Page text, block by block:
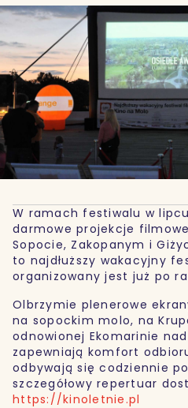
W ramach festiwalu w
darmowe projekcje
Sopocie, Zakopanym i
to najdłuższy wakacyjny
organizowany jest już po
Olbrzymie plenerowe
na sopockim molo, na
odnowionej Ekomarinie
zapewniają komfort
odbywają się codziennie
szczegółowy repertuar
https://kinoletnie.pl